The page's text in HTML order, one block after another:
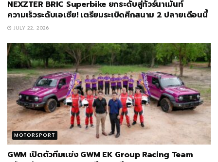
NEXZTER BRIC Superbike ยกระดับสู่ทัวร์นาเม้นท์
ความเร็วระดับเอเชีย! เตรียมระเบิดศึกสนาม 2 ปลายเดือนนี้
JULY 22, 2026
MOTORSPORT
GWM เปิดตัวทีมแข่ง GWM EK Group Racing Team